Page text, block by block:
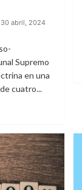
30 abril, 2024
Supremo
en una
cuatro...